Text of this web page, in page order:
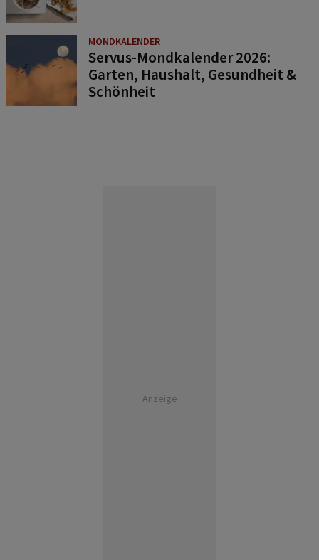
MONDKALENDER
Servus-Mondkalender 2026:
Garten, Haushalt, Gesundheit &
Schönheit
Anzeige